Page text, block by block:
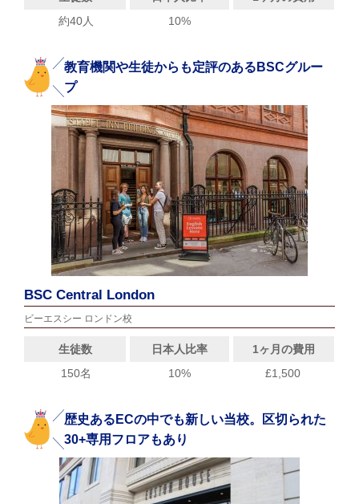
約40人
10%
教育機関や生徒からも定評のあるBSCグルー
プ
BSC Central London
ビーエスシー ロンドン校
生徒数 日本人比率
1ヶ月の費用
150名
10% £1,500
歴史あるECの中でも新しい当校。区切られた
30+専用フロアもあり